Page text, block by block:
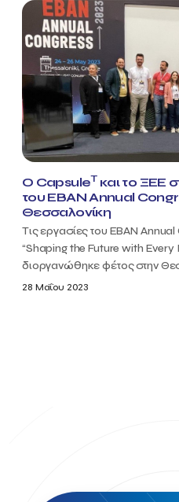
O CapsuleTκαι το ΞΕΕ
του EBAN Annual
Θεσσαλονίκη
Τις εργασίες του EBAN
“Shaping the Future with Every
διοργανώθηκε φέτος στην
28 Μαΐου 2023